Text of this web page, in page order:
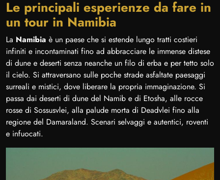
Le principali esperienze da fare in
un tour in Namibia
La Namibia è un paese che si estende lungo tratti costieri
infiniti e incontaminati fino ad abbracciare le immense distese
di dune e deserti senza neanche un filo di erba e per tetto solo
il cielo. Si attraversano sulle poche strade asfaltate paesaggi
surreali e mistici, dove liberare la propria immaginazione. Si
passa dai deserti di dune del Namib e di Etosha, alle rocce
rosse di Sossusvlei, alla palude morta di Deadvlei fino alla
regione del Damaraland. Scenari selvaggi e autentici, roventi
e infuocati.